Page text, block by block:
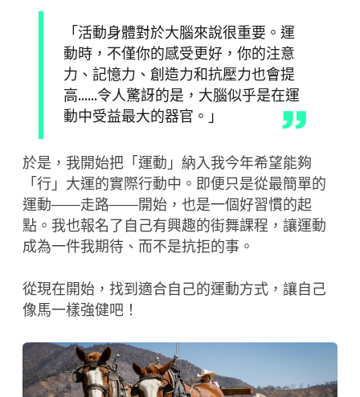
「活動身體對於大腦來說很重要。運
動時，不僅你的感受更好，你的注意
力、記憶力、創造力和抗壓力也會提
高……令人驚訝的是，大腦似乎是在運
動中受益最大的器官。」
於是，我開始把「運動」納入我今年希望能夠
「行」大運的實際行動中。即便只是從最簡單的
運動——走路——開始，也是一個好習慣的起
點。我也報名了自己有興趣的街舞課程，讓運動
成為一件我期待、而不是抗拒的事。
從現在開始，找到適合自己的運動方式，讓自己
像馬一樣強健吧！